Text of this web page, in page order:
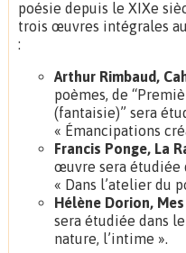
poésie depuis le XIXe
trois œuvres intégrales
:
Arthur Rimbaud,
poèmes, de
(fantaisie)” sera
« Émancipations
Francis Ponge, La
œuvre sera étudiée
« Dans l’atelier du
Hélène Dorion,
sera étudiée dans
nature, l’intime ».